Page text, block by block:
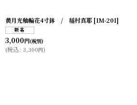
黄月光釉輪花4寸鉢 / 稲村真耶 [IM-201]
3,000円(税別)
(税込: 3,300円)